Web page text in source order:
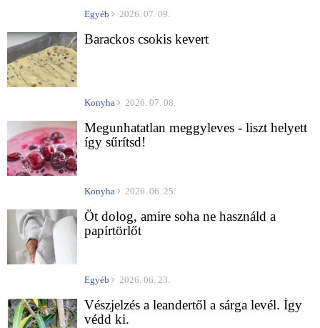
Egyéb 2026. 07. 09.
Barackos csokis kevert
Konyha 2026. 07. 08.
Megunhatatlan meggyleves - liszt helyett
így sűrítsd!
Konyha 2026. 06. 25.
Öt dolog, amire soha ne használd a
papírtörlőt
Egyéb 2026. 06. 23.
Vészjelzés a leandertől a sárga levél. Így
védd ki.